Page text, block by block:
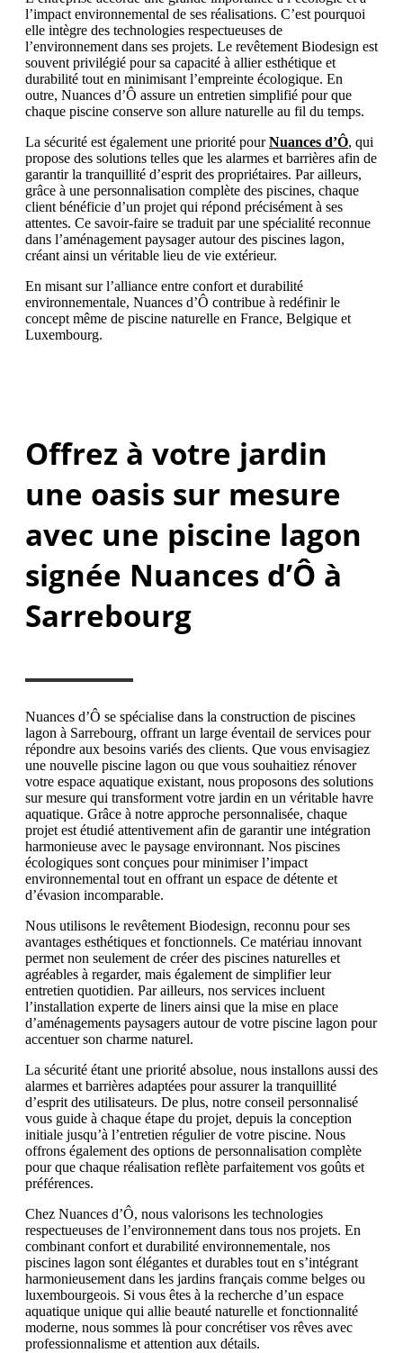
l’impact environnemental de ses réalisations. C’est pourquoi
elle intègre des technologies respectueuses de
l’environnement dans ses projets. Le revêtement Biodesign est
souvent privilégié pour sa capacité à allier esthétique et
durabilité tout en minimisant l’empreinte écologique. En
outre, Nuances d’Ô assure un entretien simplifié pour que
chaque piscine conserve son allure naturelle au fil du temps.
La sécurité est également une priorité pourNuances d’Ô, qui
propose des solutions telles que les alarmes et barrières afin de
garantir la tranquillité d’esprit des propriétaires. Par ailleurs,
grâce à une personnalisation complète des piscines, chaque
client bénéficie d’un projet qui répond précisément à ses
attentes. Ce savoir-faire se traduit par une spécialité reconnue
dans l’aménagement paysager autour des piscines lagon,
créant ainsi un véritable lieu de vie extérieur.
En misant sur l’alliance entre confort et durabilité
environnementale, Nuances d’Ô contribue à redéfinir le
concept même de piscine naturelle en France, Belgique et
Luxembourg.
Offrez à votre jardin
une oasis sur mesure
avec une piscine lagon
signée Nuances d’Ô à
Sarrebourg
Nuances d’Ô se spécialise dans la construction de piscines
lagon à Sarrebourg, offrant un large éventail de services pour
répondre aux besoins variés des clients. Que vous envisagiez
une nouvelle piscine lagon ou que vous souhaitiez rénover
votre espace aquatique existant, nous proposons des solutions
sur mesure qui transforment votre jardin en un véritable havre
aquatique. Grâce à notre approche personnalisée, chaque
projet est étudié attentivement afin de garantir une intégration
harmonieuse avec le paysage environnant. Nos piscines
écologiques sont conçues pour minimiser l’impact
environnemental tout en offrant un espace de détente et
d’évasion incomparable.
Nous utilisons le revêtement Biodesign, reconnu pour ses
avantages esthétiques et fonctionnels. Ce matériau innovant
permet non seulement de créer des piscines naturelles et
agréables à regarder, mais également de simplifier leur
entretien quotidien. Par ailleurs, nos services incluent
l’installation experte de liners ainsi que la mise en place
d’aménagements paysagers autour de votre piscine lagon pour
accentuer son charme naturel.
La sécurité étant une priorité absolue, nous installons aussi des
alarmes et barrières adaptées pour assurer la tranquillité
d’esprit des utilisateurs. De plus, notre conseil personnalisé
vous guide à chaque étape du projet, depuis la conception
initiale jusqu’à l’entretien régulier de votre piscine. Nous
offrons également des options de personnalisation complète
pour que chaque réalisation reflète parfaitement vos goûts et
préférences.
Chez Nuances d’Ô, nous valorisons les technologies
respectueuses de l’environnement dans tous nos projets. En
combinant confort et durabilité environnementale, nos
piscines lagon sont élégantes et durables tout en s’intégrant
harmonieusement dans les jardins français comme belges ou
luxembourgeois. Si vous êtes à la recherche d’un espace
aquatique unique qui allie beauté naturelle et fonctionnalité
moderne, nous sommes là pour concrétiser vos rêves avec
professionnalisme et attention aux détails.